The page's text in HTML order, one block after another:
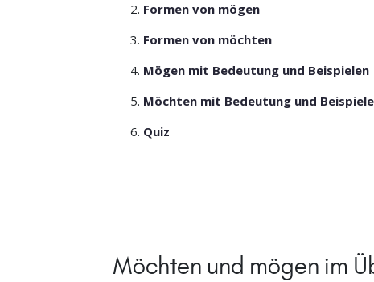
Formen von mögen
Formen von möchten
Mögen mit Bedeutung und Beispielen
Möchten mit Bedeutung und
Quiz
Möchten und mögen im